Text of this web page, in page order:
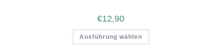
€12,90
Ausführung wählen